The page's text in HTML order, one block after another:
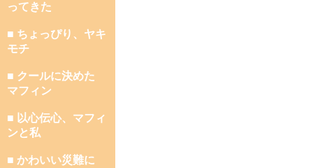
ってきた
■ ちょっぴり、ヤキ
モチ
■ クールに決めた
マフィン
■ 以心伝心、マフィ
ンと私
■ かわいい災難に